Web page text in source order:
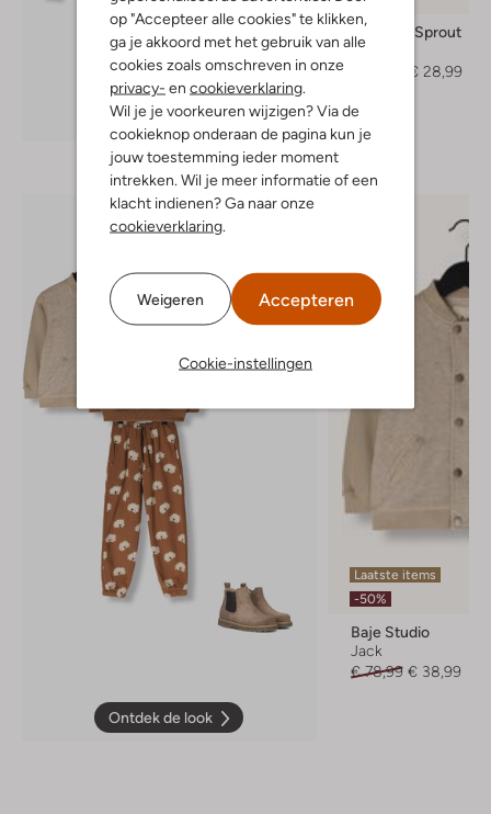
op "Accepteer alle cookies" te klikken,
ga je akkoord met het gebruik van alle
cookies zoals omschreven in onze
privacy- en cookieverklaring.
Wil je je voorkeuren wijzigen? Via de
cookieknop onderaan de pagina kun je
jouw toestemming ieder moment
intrekken. Wil je meer informatie of een
klacht indienen? Ga naar onze
cookieverklaring.
Weigeren Accepteren
Cookie-instellingen
Ontdek de look
Sproet & Sprout
Vest
€ 28,99
Ontdek de look
Laatste items
-50%
Baje Studio
Jack
€ 78,99 € 38,99